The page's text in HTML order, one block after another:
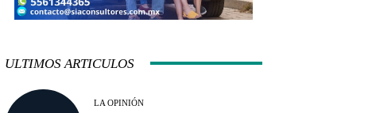
ULTIMOS ARTICULOS
LA OPINIÓN